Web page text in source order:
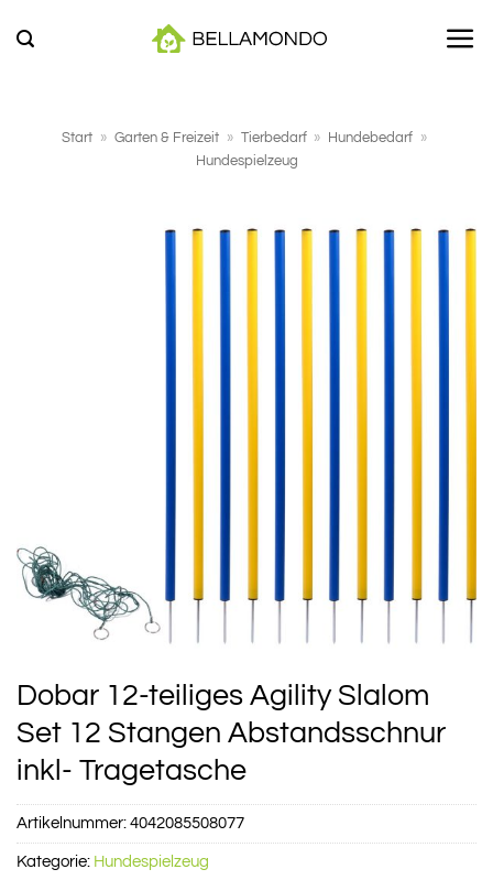
Inhalt
Start » Garten & Freizeit » Tierbedarf » Hundebedarf »
Hundespielzeug
Dobar 12-teiliges Agility Slalom
Set 12 Stangen Abstandsschnur
inkl- Tragetasche
Artikelnummer: 4042085508077
Kategorie: Hundespielzeug